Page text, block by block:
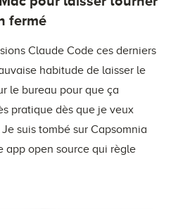
fermé
Claude Code ces derniers
habitude de laisser le
le bureau pour que ça
pratique dès que je veux
suis tombé sur Capsomnia
app open source qui règle